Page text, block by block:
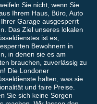
Sie nicht, wenn Sie
Ihrem Haus, Büro, Auto
Garage ausgesperrt
Das Ziel unseres lokalen
ist es,
Bewohnern in
in denen sie es am
brauchen, zuverlässig zu
Die Londoner
halten, was sie
und faire Preise.
Sie sich keine Sorgen